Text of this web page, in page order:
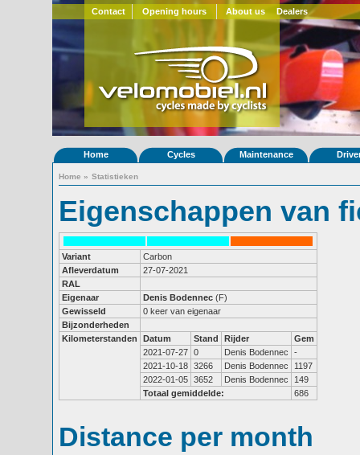
Contact Opening hours About us Dealers
Home Cycles Maintenance
Home » Statistieken
Eigenschappen van
Variant
Carbon
Afleverdatum
27-07-2021
RAL
Eigenaar
Denis Bodennec (F)
Gewisseld
0 keer van eigenaar
Bijzonderheden
Kilometerstanden
Datum Stand Rijder
Gem
2021-07-27 0 Denis Bodennec
-
2021-10-18 3266 Denis Bodennec
1197
2022-01-05 3652 Denis Bodennec
149
Totaal gemiddelde:
686
Distance per month